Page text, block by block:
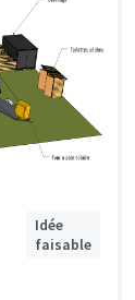
Idée
faisable